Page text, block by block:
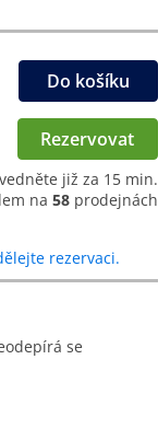
Do košíku
Rezervovat
již za 15 min.
na 58 prodejnách
rezervaci.
se